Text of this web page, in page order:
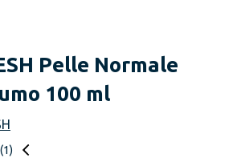
Pelle Normale
100 ml
(1)